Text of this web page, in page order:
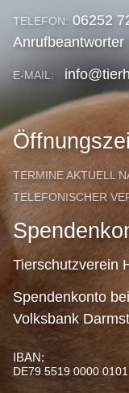
TELEFON: 06252
E-MAIL:
TERMINE AKTUELL
TELEFONISCHER
Tierschutzverein
Spendenkonto
Volksbank
IBAN:
DE79 5519 0000